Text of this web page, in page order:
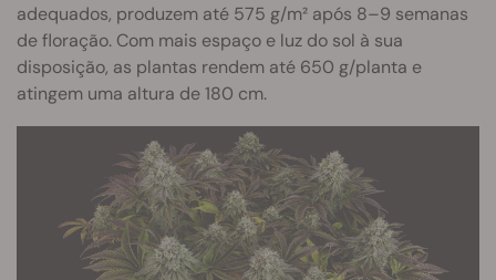
adequados, produzem até 575 g/m² após 8–9 semanas
de floração. Com mais espaço e luz do sol à sua
disposição, as plantas rendem até 650 g/planta e
atingem uma altura de 180 cm.